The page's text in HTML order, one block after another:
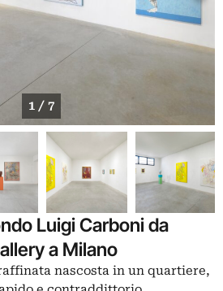
1 / 7
Luigi Carboni da
a Milano
nascosta in un quartiere,